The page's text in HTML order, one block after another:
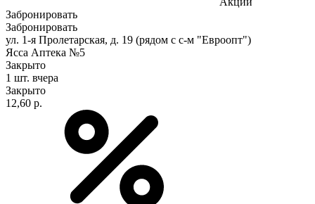
Забронировать
Забронировать
ул. 1-я Пролетарская, д. 19 (рядом с с-м "Евроопт")
Ясса Аптека №5
Закрыто
1 шт. вчера
Закрыто
12,60 р.